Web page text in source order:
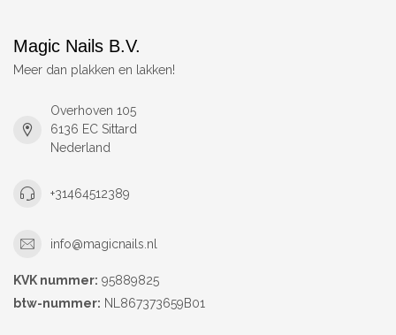
Magic Nails B.V.
Meer dan plakken en lakken!
Overhoven 105
6136 EC Sittard
Nederland
+31464512389
info@magicnails.nl
KVK nummer: 95889825
btw-nummer: NL867373659B01